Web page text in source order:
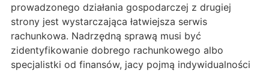
prowadzonego działania gospodarczej z drugiej
strony jest wystarczająca łatwiejsza serwis
rachunkowa. Nadrzędną sprawą musi być
zidentyfikowanie dobrego rachunkowego albo
specjalistki od finansów, jacy pojmą indywidualności